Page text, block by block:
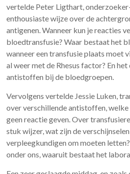
vertelde Peter Ligthart,
enthousiaste wijze over de
antigenen. Wanneer kun je reacties
bloedtransfusie? Waar bestaat het
wanneer een transfusie plaats moet
al weer met de Rhesus factor? En
antistoffen bij de bloedgroepen.
Vervolgens vertelde Jessie Luken,
over verschillende antistoffen,
geen reactie geven. Over
stuk wijzer, wat zijn de
verpleegkundigen om moeten
onder ons, waaruit bestaat het